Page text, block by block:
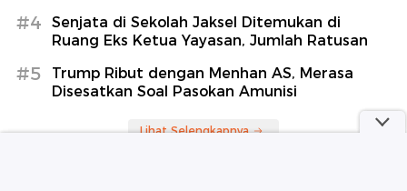
#4
Senjata di Sekolah Jaksel Ditemukan di
Ruang Eks Ketua Yayasan, Jumlah Ratusan
#5
Trump Ribut dengan Menhan AS, Merasa
Disesatkan Soal Pasokan Amunisi
Lihat Selengkapnya